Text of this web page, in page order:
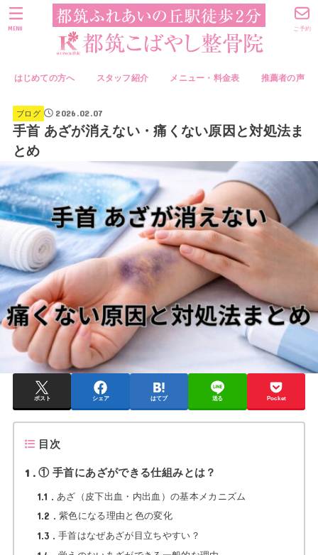
はじめての方へ スタッフ紹介 メニュー・料金表 推薦者の声
ご予約
MENU
ブログ 2026.02.07
手首 あざが消えない・痛くない原因と対処法ま
とめ
ポスト シェア はてブ 送る Pocket
目次
1 ① 手首にあざができる仕組みとは？
1.1 あざ（皮下出血・内出血）の基本メカニズム
1.2 紫色になる理由と色の変化
1.3 手首はなぜあざが目立ちやすい？